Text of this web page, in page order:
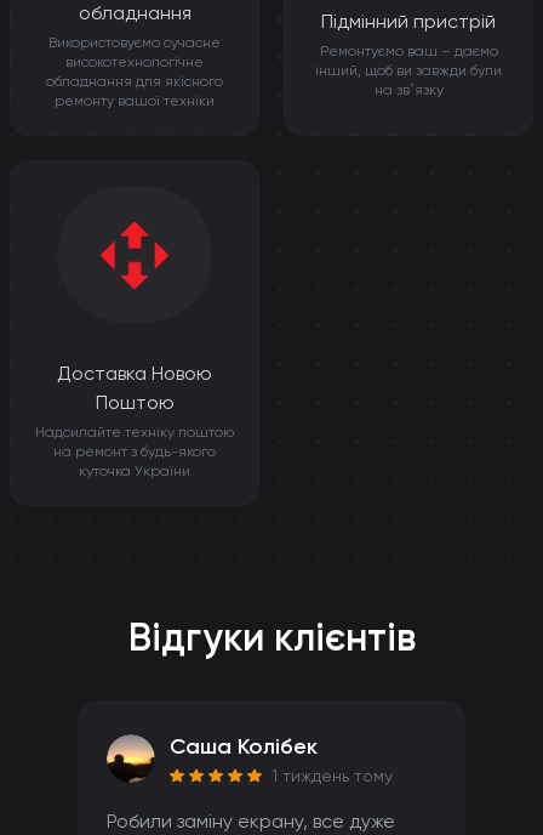
обладнання
Використовуємо сучасне
високотехнологічне
обладнання для якісного
ремонту вашої техніки
Підмінний пристрій
Ремонтуємо ваш – даємо
інший, щоб ви завжди були
на звʼязку
Доставка Новою
Поштою
Надсилайте техніку поштою
на ремонт з будь-якого
куточка України
Відгуки клієнтів
Саша Колібек
1 тиждень тому
Робили заміну екрану, все дуже